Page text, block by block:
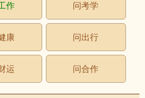
作 问考学
康 问出行
运 问合作